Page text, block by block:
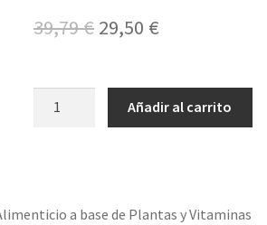
39,79€ El
original
era:
29,50 €
actual
es:
cantidad
Añadir al carrito
a base de Plantas y Vitaminas